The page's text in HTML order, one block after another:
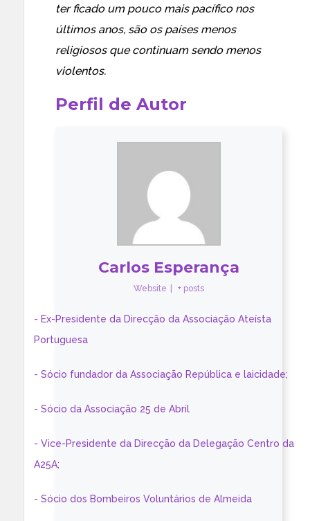
ter ficado um pouco mais pacífico nos
últimos anos, são os países menos
religiosos que continuam sendo menos
violentos.
Perfil de Autor
Carlos Esperança
Website + posts
- Ex-Presidente da Direcção da Associação Ateísta
Portuguesa
- Sócio fundador da Associação República e laicidade;
- Sócio da Associação 25 de Abril
- Vice-Presidente da Direcção da Delegação Centro da
A25A;
- Sócio dos Bombeiros Voluntários de Almeida